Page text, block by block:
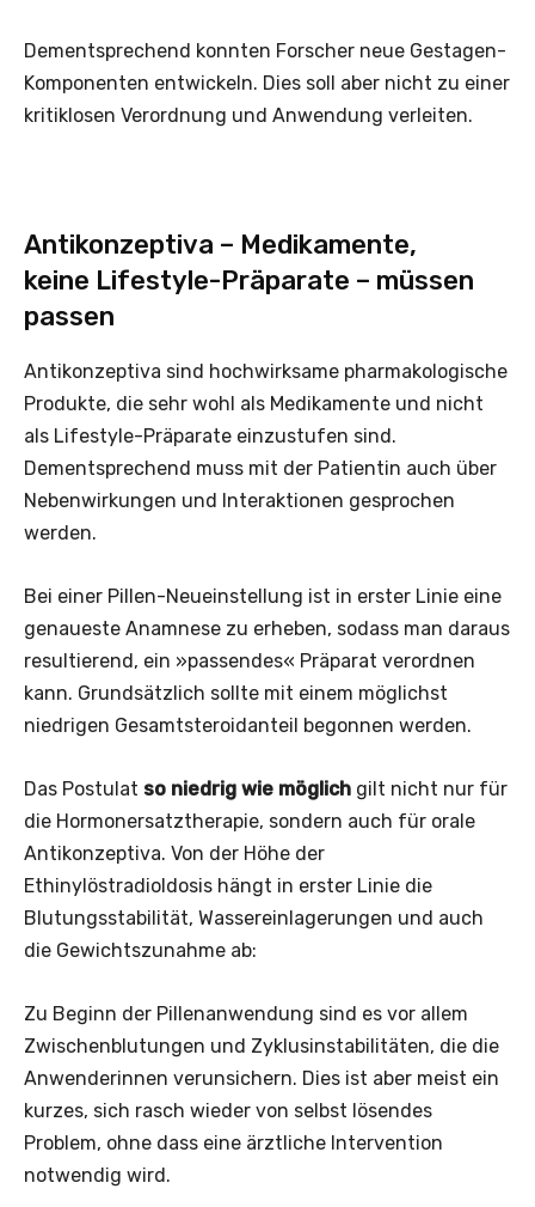
Dementsprechend konnten Forscher neue Gestagen-
Komponenten entwickeln. Dies soll aber nicht zu einer
­kritiklosen Verordnung und ­Anwendung verleiten.
Antikonzeptiva – Medikamente,
keine Lifestyle-Präparate – müssen
passen
Antikonzeptiva sind hochwirksame pharmakologische
Produkte, die sehr wohl als Medikamente und nicht
als Lifestyle-Präparate einzustufen sind.
Dementsprechend muss mit der Patientin auch über
Nebenwirkungen und Interaktionen gesprochen
werden.
Bei einer Pillen-Neueinstellung ist in erster Linie eine
genaueste Anamnese zu erheben, sodass man daraus
resultierend, ein »passendes« Präparat verordnen
kann. Grundsätzlich sollte mit einem möglichst
niedrigen Gesamtsteroidanteil begonnen werden.
Das Postulat so niedrig wie möglich gilt nicht nur für
die Hormonersatztherapie, sondern auch für orale
Antikonzeptiva. Von der Höhe der
Ethinylöstradioldosis hängt in erster Linie die
Blutungsstabilität, Wassereinlagerungen und auch
die ­Gewichtszunahme ab:
Zu Beginn der Pillenanwendung sind es vor allem
Zwischenblutungen und Zyklusinstabilitäten, die die
Anwenderinnen verunsichern. Dies ist aber meist ein
kurzes, sich rasch wieder von selbst lösendes
Problem, ohne dass eine ärztliche Intervention
notwendig wird.